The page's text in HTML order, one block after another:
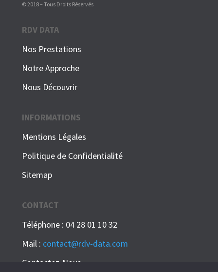
© 2018 – Tous Droits Réservés
RDV DATA
Nos Prestations
Notre Approche
Nous Découvrir
INFORMATIONS
Mentions Légales
Politique de Confidentialité
Sitemap
CONTACT
Téléphone : 04 28 01 10 32
Mail : contact@rdv-data.com
Contactez-Nous